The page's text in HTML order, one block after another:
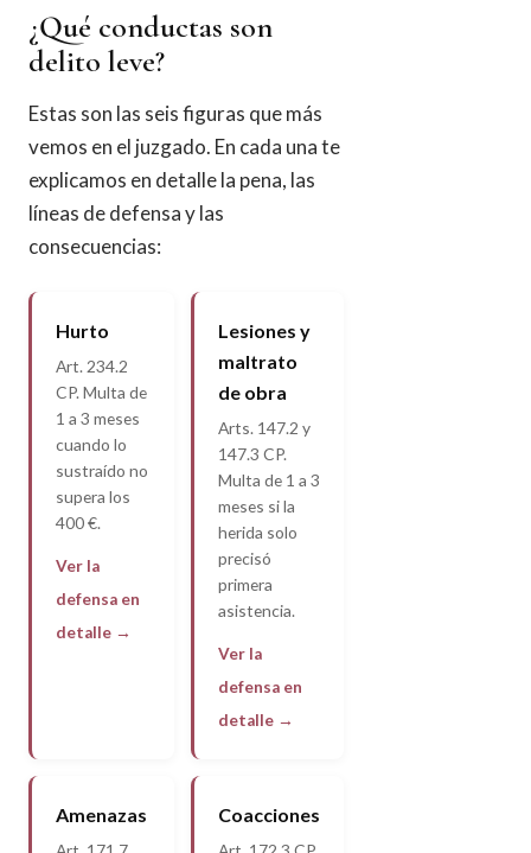
¿Qué conductas son
delito leve?
Estas son las seis figuras que más
vemos en el juzgado. En cada una te
explicamos en detalle la pena, las
líneas de defensa y las
consecuencias:
Hurto
Art. 234.2
CP. Multa de
1 a 3 meses
cuando lo
sustraído no
supera los
400 €.
Ver la
defensa en
detalle →
Lesiones y
maltrato
de obra
Arts. 147.2 y
147.3 CP.
Multa de 1 a 3
meses si la
herida solo
precisó
primera
asistencia.
Ver la
defensa en
detalle →
Amenazas Coacciones